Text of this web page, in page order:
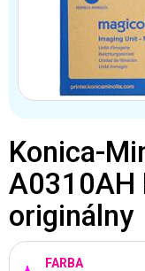
Konica-
A0310AH
originálny
FARBA